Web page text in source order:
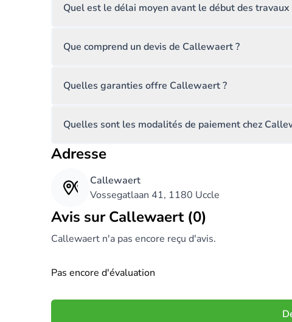
Quel est le délai moyen avant le début des
Que comprend un devis de Callewaert ?
Quelles garanties offre Callewaert ?
Quelles sont les modalités de paiement chez
Adresse
Callewaert
Vossegatlaan 41, 1180 Uccle
Avis sur Callewaert (0)
Callewaert n'a pas encore reçu d'avis.
Pas encore d'évaluation